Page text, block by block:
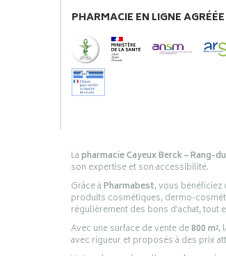
PHARMACIE EN LIGNE AGRÉÉE
Lapharmacie Cayeux Berck – Rang-
son expertise et son accessibilité.
Grâce àPharmabest, vous
produits cosmétiques, dermo-
régulièrement des bons d’achat,
Avec une surface de vente de800 m²,
avec rigueur et proposés à des prix